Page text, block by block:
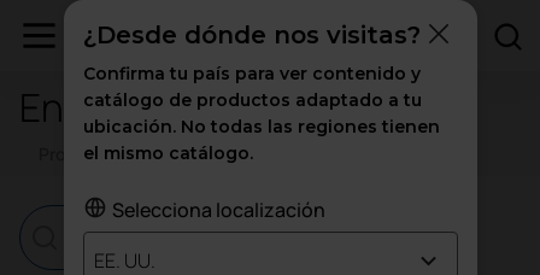
Ensayos de certificados
Productos Corporativos
¿Desde dónde nos visitas?
Confirma tu país para ver contenido y
catálogo de productos adaptado a tu
ubicación. No todas las regiones tienen
el mismo catálogo.
Selecciona localización
EE. UU.